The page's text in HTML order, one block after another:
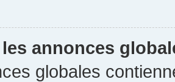
annonces
globales